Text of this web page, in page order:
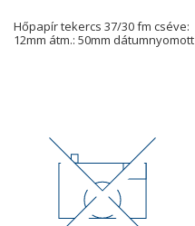
Hőpapír tekercs 37/30 fm cséve:
12mm átm.: 50mm dátumnyomott